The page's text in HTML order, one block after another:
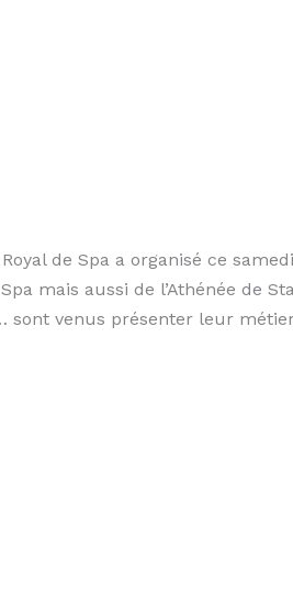
de Spa a organisé ce
mais aussi de l’Athénée de
sont venus présenter leur